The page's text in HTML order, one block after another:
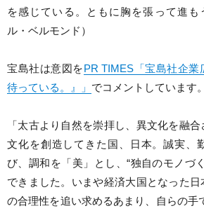
を感じている。ともに胸を張って進
ル・ベルモンド）
宝島社は意図をPR TIMES「宝島社企
待っている。』」 でコメントしています。
「太古より自然を崇拝し、異文化を融
文化を創造してきた国、日本。誠実、
び、調和を「美」とし、“独自のモノづ
できました。いまや経済大国となった
の合理性を追い求めるあまり、自らの手